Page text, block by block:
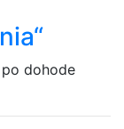
dohode